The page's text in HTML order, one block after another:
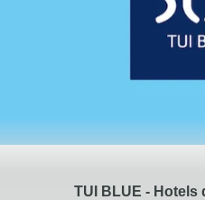
TUI BLUE - Hotels